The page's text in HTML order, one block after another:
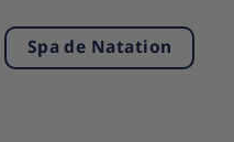
Spa de Natation